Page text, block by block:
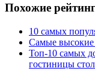
Похожие
10 самых
Самые высокие
Топ-10 самых
гостиницы